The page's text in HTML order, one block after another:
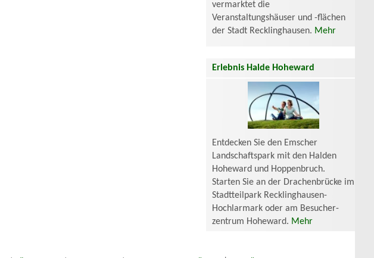
vermarktet die
Veranstaltungshäuser und -flächen
der Stadt Recklinghausen. Mehr
Erlebnis Halde Hoheward
Entdecken Sie den Emscher
Landschaftspark mit den Halden
Hoheward und Hoppenbruch.
Starten Sie an der Drachenbrücke im
Stadtteilpark Recklinghausen-
Hochlarmark oder am Besucher-
zentrum Hoheward. Mehr